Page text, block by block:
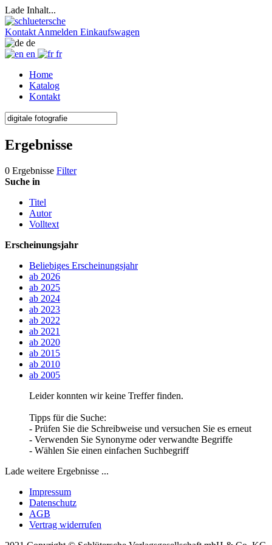
Lade Inhalt...
Kontakt Anmelden Einkaufswagen
de
en
fr
Home
Katalog
Kontakt
Ergebnisse
0 Ergebnisse Filter
Suche in
Titel
Autor
Volltext
Erscheinungsjahr
Beliebiges Erscheinungsjahr
ab 2026
ab 2025
ab 2024
ab 2023
ab 2022
ab 2021
ab 2020
ab 2015
ab 2010
ab 2005
Leider konnten wir keine Treffer finden.
Tipps für die Suche:
- Prüfen Sie die Schreibweise und versuchen Sie es erneut
- Verwenden Sie Synonyme oder verwandte Begriffe
- Wählen Sie einen einfachen Suchbegriff
Lade weitere Ergebnisse ...
Impressum
Datenschutz
AGB
Vertrag widerrufen